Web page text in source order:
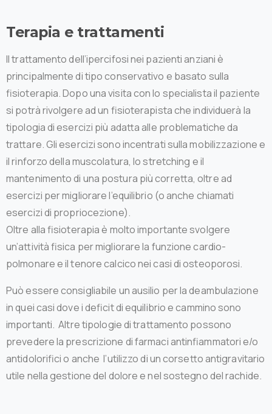
Terapia e trattamenti
Il trattamento dell’ipercifosi nei pazienti anziani è
principalmente di tipo conservativo e basato sulla
fisioterapia. Dopo una visita con lo specialista il paziente
si potrà rivolgere ad un fisioterapista che individuerà la
tipologia di esercizi più adatta alle problematiche da
trattare. Gli esercizi sono incentrati sulla mobilizzazione e
il rinforzo della muscolatura, lo stretching e il
mantenimento di una postura più corretta, oltre ad
esercizi per migliorare l’equilibrio (o anche chiamati
esercizi di propriocezione).
Oltre alla fisioterapia è molto importante svolgere
un’attività fisica per migliorare la funzione cardio-
polmonare e il tenore calcico nei casi di osteoporosi.
Può essere consigliabile un ausilio per la deambulazione
in quei casi dove i deficit di equilibrio e cammino sono
importanti. Altre tipologie di trattamento possono
prevedere la prescrizione di farmaci antinfiammatori e/o
antidolorifici o anche l’utilizzo di un corsetto antigravitario
utile nella gestione del dolore e nel sostegno del rachide.